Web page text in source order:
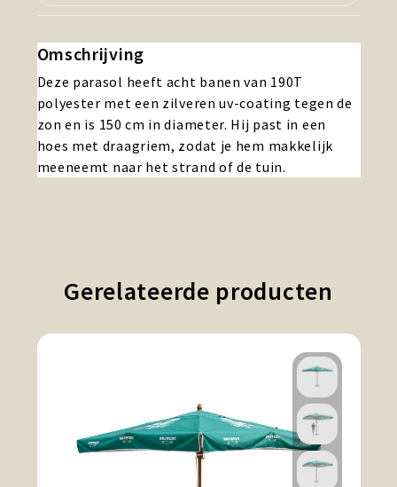
Omschrijving
Deze parasol heeft acht banen van 190T
polyester met een zilveren uv-coating tegen de
zon en is 150 cm in diameter. Hij past in een
hoes met draagriem, zodat je hem makkelijk
meeneemt naar het strand of de tuin.
Gerelateerde producten